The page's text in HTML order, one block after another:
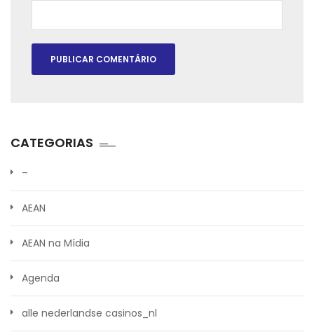
CATEGORIAS
–
AEAN
AEAN na Mídia
Agenda
alle nederlandse casinos_nl